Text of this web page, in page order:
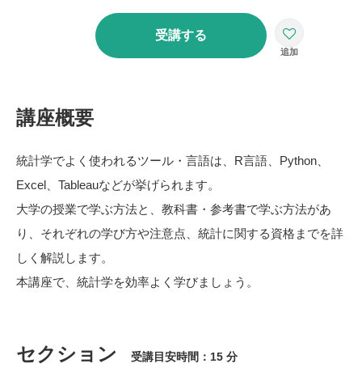
受講する
講座概要
統計学でよく使われるツール・言語は、R言語、Python、
Excel、Tableauなどが挙げられます。
大学の授業で学ぶ方法と、教科書・参考書で学ぶ方法があ
り、それぞれの学び方や注意点、統計に関する資格までを詳
しく解説します。
本講座で、統計学を効率よく学びましょう。
セクション 受講目安時間：15 分